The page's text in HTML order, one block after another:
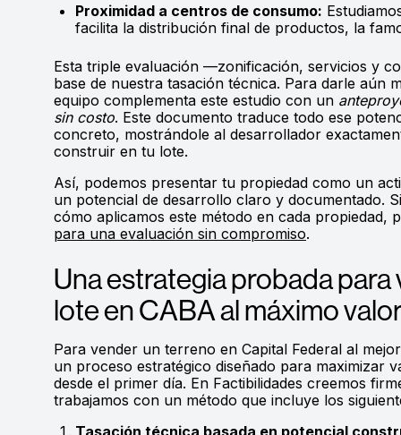
Proximidad a centros de consumo:
facilita la distribución final de productos, la
Esta triple evaluación —zonificación, servicios y
base de nuestra tasación técnica. Para darle aún
equipo complementa este estudio con un
sin costo. Este documento traduce todo ese
concreto, mostrándole al desarrollador
construir en tu lote.
Así, podemos presentar tu propiedad como un
un potencial de desarrollo claro y documentado.
cómo aplicamos este método en cada propiedad,
para una evaluación sin compromiso.
Una estrategia probada para
lote en CABA al máximo
Para vender un terreno en Capital Federal al
un proceso estratégico diseñado para maximizar
desde el primer día. En Factibilidades creemos
trabajamos con un método que incluye los
Tasación técnica basada en potencial